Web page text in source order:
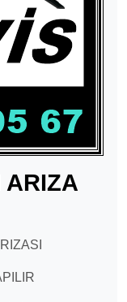
ARIZA